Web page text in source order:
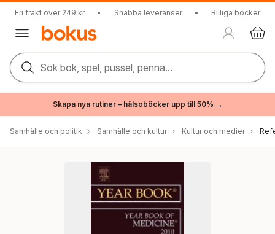
Fri frakt över 249 kr • Snabba leveranser • Billiga böcker
Sök bok, spel, pussel, penna...
Skapa nya rutiner – hälsoböcker upp till 50% →
Samhälle och politik Samhälle och kultur Kultur och medier